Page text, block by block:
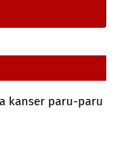
kanser paru-paru